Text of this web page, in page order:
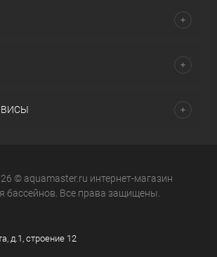
© aquamaster.ru интернет-магазин
бассейнов. Все права защищены.
д.1, строение 12